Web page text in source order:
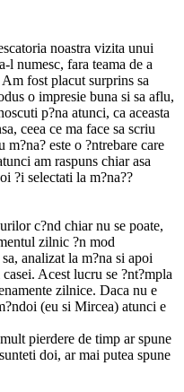
noastra vizita unui
l numesc, fara teama de a
fost placut surprins sa
o impresie buna si sa aflu,
p?na atunci, ca aceasta
ceea ce ma face sa scriu
este o ?ntrebare care
am raspuns chiar asa
?i selectati la m?na??
c?nd chiar nu se poate,
zilnic ?n mod
analizat la m?na si apoi
Acest lucru se ?nt?mpla
zilnice. Daca nu e
(eu si Mircea) atunci e
pierdere de timp ar spune
doi, ar mai putea spune